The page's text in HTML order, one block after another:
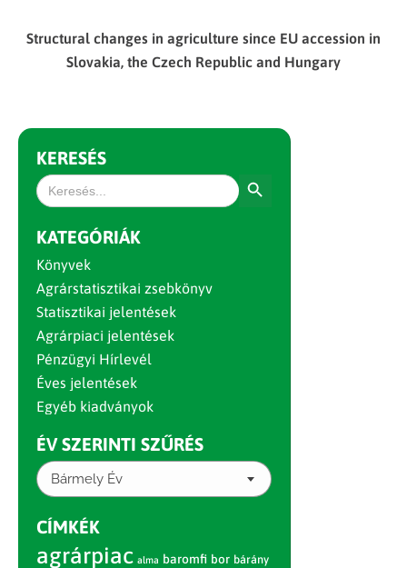
Structural changes in agriculture since EU accession in
Slovakia, the Czech Republic and Hungary
KERESÉS
Search
for:
KATEGÓRIÁK
Könyvek
Agrárstatisztikai zsebkönyv
Statisztikai jelentések
Agrárpiaci jelentések
Pénzügyi Hírlevél
Éves jelentések
Egyéb kiadványok
ÉV SZERINTI SZŰRÉS
Bármely Év
CÍMKÉK
agrárpiac alma baromfi bor bárány